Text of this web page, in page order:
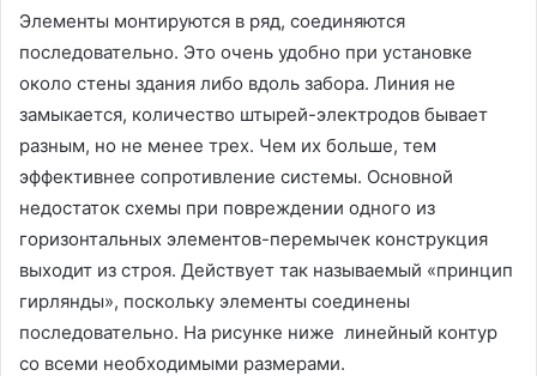
Элементы монтируются в ряд, соединяются
последовательно. Это очень удобно при установке
около стены здания либо вдоль забора. Линия не
замыкается, количество штырей-электродов бывает
разным, но не менее трех. Чем их больше, тем
эффективнее сопротивление системы. Основной
недостаток схемы при повреждении одного из
горизонтальных элементов-перемычек конструкция
выходит из строя. Действует так называемый «принцип
гирлянды», поскольку элементы соединены
последовательно. На рисунке ниже линейный контур
со всеми необходимыми размерами.